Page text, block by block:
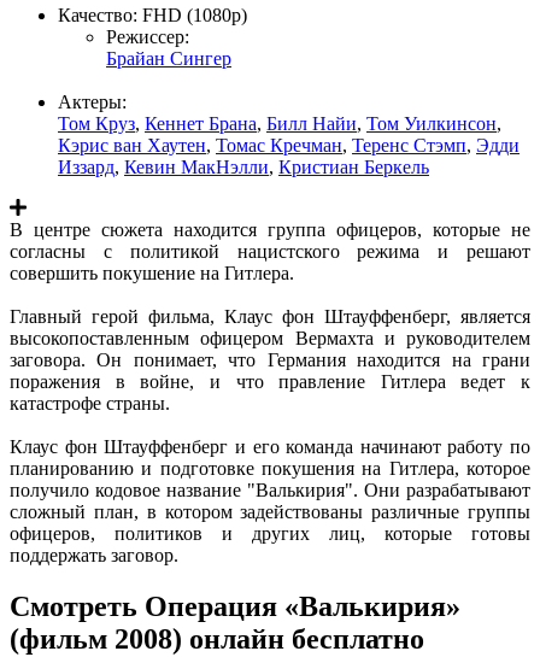
Качество: FHD (1080p)
Режиссер:
Брайан Сингер
Актеры:
Том Круз, Кеннет Брана, Билл Найи, Том Уилкинсон,
Кэрис ван Хаутен, Томас Кречман, Теренс Стэмп, Эдди
Иззард, Кевин МакНэлли, Кристиан Беркель
В центре сюжета находится группа офицеров, которые не
согласны с политикой нацистского режима и решают
совершить покушение на Гитлера.
Главный герой фильма, Клаус фон Штауффенберг, является
высокопоставленным офицером Вермахта и руководителем
заговора. Он понимает, что Германия находится на грани
поражения в войне, и что правление Гитлера ведет к
катастрофе страны.
Клаус фон Штауффенберг и его команда начинают работу по
планированию и подготовке покушения на Гитлера, которое
получило кодовое название "Валькирия". Они разрабатывают
сложный план, в котором задействованы различные группы
офицеров, политиков и других лиц, которые готовы
поддержать заговор.
Смотреть Операция «Валькирия»
(фильм 2008) онлайн бесплатно